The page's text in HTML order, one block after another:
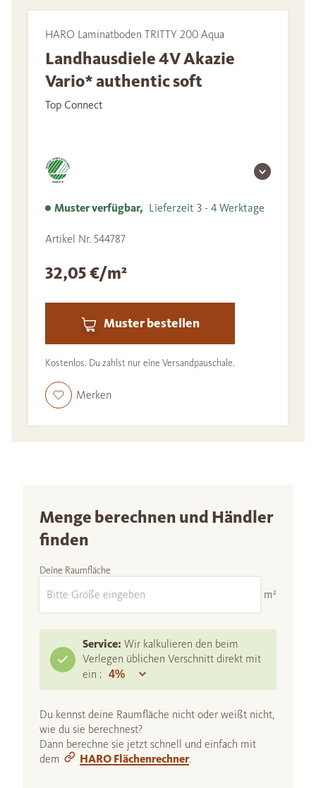
HARO Laminatboden TRITTY 200 Aqua
Landhausdiele 4V Akazie
Vario* authentic soft
Top Connect
Muster verfügbar, Lieferzeit 3 - 4 Werktage
Artikel Nr. 544787
32,05 €/m²
Muster bestellen
Kostenlos. Du zahlst nur eine Versandpauschale.
Merken
Menge berechnen und Händler
finden
Deine Raumfläche
m²
Service: Wir kalkulieren den beim
Verlegen üblichen Verschnitt direkt mit
ein :
Du kennst deine Raumfläche nicht oder weißt nicht,
wie du sie berechnest?
Dann berechne sie jetzt schnell und einfach mit
dem
HARO Flächenrechner.